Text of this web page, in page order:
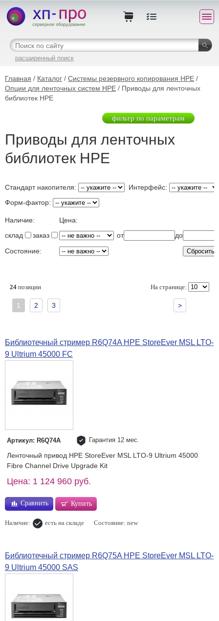
расширенный поиск
Главная / Каталог / Системы резервного копирования HPE /
Опции для ленточных систем HPE / Приводы для ленточных
библиотек HPE
фильтр по параметрам
Приводы для ленточных
библиотек HPE
Стандарт накопителя:
Интерфейс:
Форм-фактор:
Наличие:
Цена:
склад
заказ от
до
Состояние:
24 позиции
1 2 3 >
На странице:
Библиотечный стример R6Q74A HPE StoreEver MSL LTO-
9 Ultrium 45000 FC
Артикул: R6Q74A Гарантия 12 мес.
Ленточный привод HPE StoreEver MSL LTO-9 Ultrium 45000
Fibre Channel Drive Upgrade Kit
Цена: 1 124 960 руб.
Сравнить Купить
Наличие: есть на складе Состояние: new
Библиотечный стример R6Q75A HPE StoreEver MSL LTO-
9 Ultrium 45000 SAS